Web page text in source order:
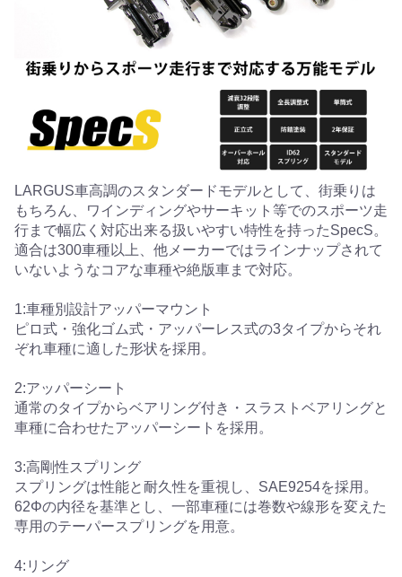
LARGUS車高調のスタンダードモデルとして、街乗りは
もちろん、ワインディングやサーキット等でのスポーツ走
行まで幅広く対応出来る扱いやすい特性を持ったSpecS。
適合は300車種以上、他メーカーではラインナップされて
いないようなコアな車種や絶版車まで対応。
1:車種別設計アッパーマウント
ピロ式・強化ゴム式・アッパーレス式の3タイプからそれ
ぞれ車種に適した形状を採用。
2:アッパーシート
通常のタイプからベアリング付き・スラストベアリングと
車種に合わせたアッパーシートを採用。
3:高剛性スプリング
スプリングは性能と耐久性を重視し、SAE9254を採用。
62Φの内径を基準とし、一部車種には巻数や線形を変えた
専用のテーパースプリングを用意。
4:リング